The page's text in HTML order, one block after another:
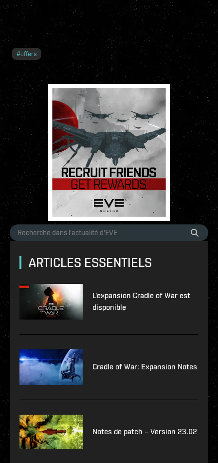
#offers
ARTICLES ESSENTIELS
L'expansion Cradle of War est
disponible
Cradle of War: Expansion Notes
Notes de patch – Version 23.02